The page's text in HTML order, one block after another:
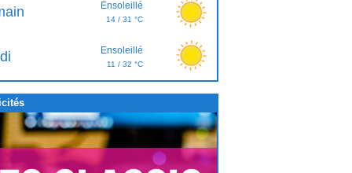
Ensoleillé
14 / 31 °C
Ensoleillé
11 / 32 °C